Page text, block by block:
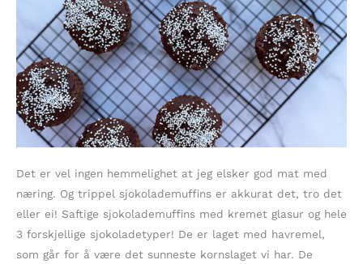
Det er vel ingen hemmelighet at jeg elsker god mat med
næring. Og trippel sjokolademuffins er akkurat det, tro det
eller ei! Saftige sjokolademuffins med kremet glasur og hele
3 forskjellige sjokoladetyper! De er laget med havremel,
som går for å være det sunneste kornslaget vi har. De